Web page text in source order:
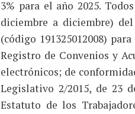
3% para el año 2025.
diciembre a diciembre) del
(código 191325012008)
Registro de Convenios y
electrónicos; de
Legislativo 2/2015, de 23
Estatuto de los